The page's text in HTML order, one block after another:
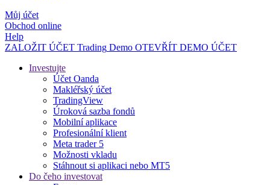
Můj účet
Obchod online
Help
ZALOŽIT ÚČET Trading Demo OTEVŘÍT DEMO ÚČET
Investujte
Účet Oanda
Makléřský účet
TradingView
Úroková sazba fondů
Mobilní aplikace
Profesionální klient
Meta trader 5
Možnosti vkladu
Stáhnout si aplikaci nebo MT5
Do čeho investovat